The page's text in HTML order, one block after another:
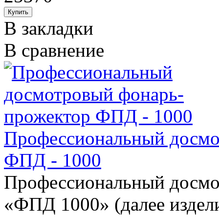
В закладки
В сравнение
Профессиональный
ФПД - 1000
Профессиональный
«ФПД 1000» (далее